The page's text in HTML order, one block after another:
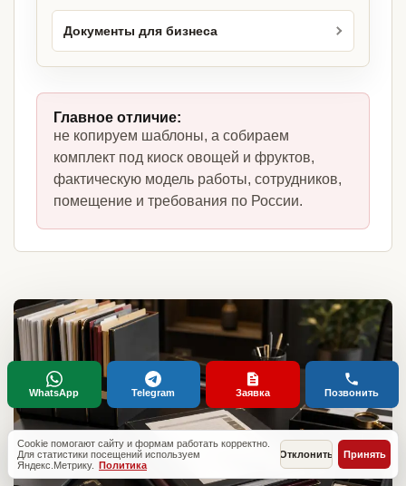
Документы для бизнеса
Главное отличие:
не копируем шаблоны, а собираем
комплект под киоск овощей и фруктов,
фактическую модель работы, сотрудников,
помещение и требования по России.
Cookie помогают сайту и формам работать корректно.
Для статистики посещений используем
Яндекс.Метрику. Политика
Отклонить Принять
WhatsApp Telegram Заявка Позвонить